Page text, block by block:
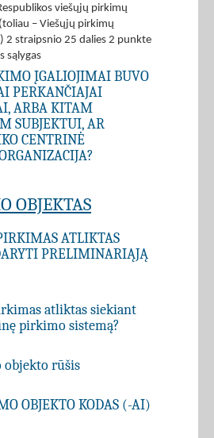
viešųjų pirkimų
– Viešųjų pirkimų
2 straipsnio 25 dalies 2 punkte
sąlygas
ĮGALIOJIMAI BUVO
PERKANČIAJAI
ARBA KITAM
SUBJEKTUI, AR
CENTRINĖ
OBJEKTAS
ATLIKTAS
PRELIMINARIĄJĄ
atliktas siekiant
pirkimo sistemą?
rūšis
OBJEKTO KODAS (-AI)